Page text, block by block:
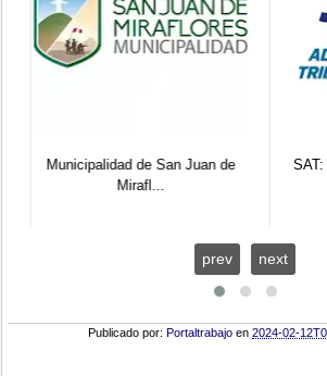
Municipalidad de San Juan de
Mirafl...
SAT:
prev next
Publicado por: Portaltrabajo en2024-02-